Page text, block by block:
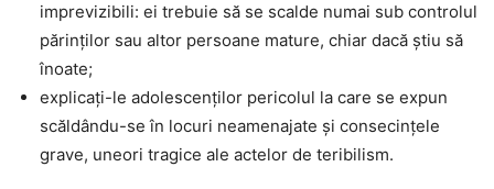
imprevizibili: ei trebuie să se scalde numai sub controlul
părinţilor sau altor persoane mature, chiar dacă ştiu să
înoate;
explicaţi-le adolescenţilor pericolul la care se expun
scăldându-se în locuri neamenajate şi consecinţele
grave, uneori tragice ale actelor de teribilism.